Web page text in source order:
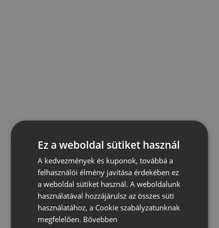
Ez a weboldal sütiket használ
A kedvezmények és kuponok, továbbá a
felhasználói élmény javítása érdekében ez
a weboldal sütiket használ. A weboldalunk
használatával hozzájárulsz az összes süti
használatához, a Cookie szabályzatunknak
megfelelően. Bővebben